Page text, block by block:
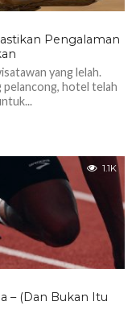
Pengalaman
yang lelah.
pelancong, hotel telah
1.1K
– (Dan Bukan Itu